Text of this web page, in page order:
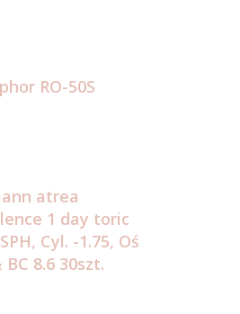
RO-50S
atrea
1 day toric
Cyl. -1.75, Oś
BC 8.6 30szt.